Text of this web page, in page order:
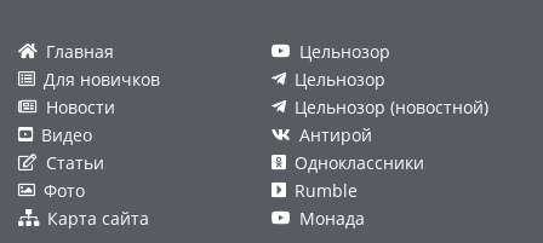
Главная
Для новичков
Новости
Видео
Статьи
Фото
Карта сайта
Цельнозор
Цельнозор
Цельнозор (новостной)
Антирой
Одноклассники
Rumble
Монада